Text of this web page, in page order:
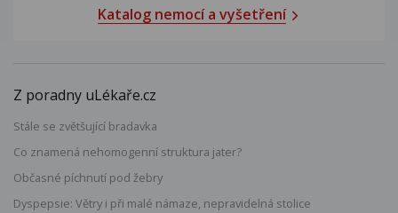
Katalog nemocí a vyšetření
Z poradny uLékaře.cz
Stále se zvětšující bradavka
Co znamená nehomogenní struktura jater?
Občasné píchnutí pod žebry
Dyspepsie: Větry i při malé námaze, nepravidelná stolice